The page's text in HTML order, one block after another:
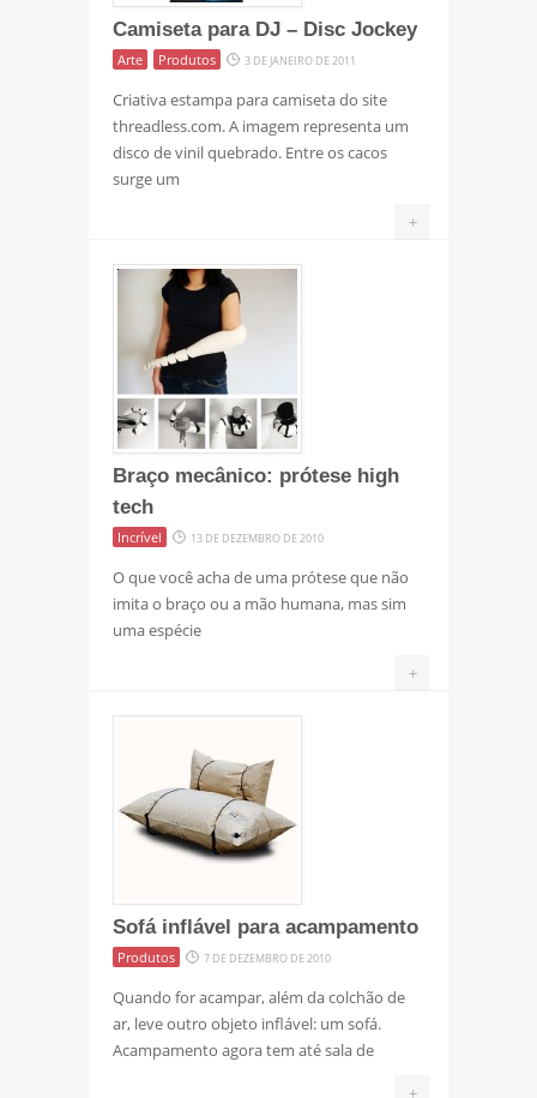
Camiseta para DJ – Disc Jockey
Arte Produtos 3 DE JANEIRO DE 2011
Criativa estampa para camiseta do site
threadless.com. A imagem representa um
disco de vinil quebrado. Entre os cacos
surge um
+
Braço mecânico: prótese high
tech
Incrível 13 DE DEZEMBRO DE 2010
O que você acha de uma prótese que não
imita o braço ou a mão humana, mas sim
uma espécie
+
Sofá inflável para acampamento
Produtos 7 DE DEZEMBRO DE 2010
Quando for acampar, além da colchão de
ar, leve outro objeto inflável: um sofá.
Acampamento agora tem até sala de
+